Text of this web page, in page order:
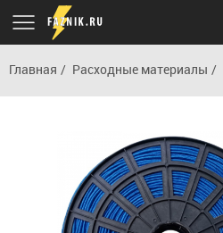
Главная Расходные материалы